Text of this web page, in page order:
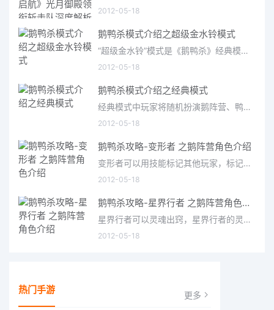
2012-05-18
鹅鸭杀模式介绍之超级金水铃模式
“超级金水铃”模式是《鹅鸭杀》经典模式的一种创新变体，旨在显著提升游戏的策略深度与玩家间的心理博弈强度
2012-05-18
鹅鸭杀模式介绍之经典模式
经典模式中玩家将随机扮演鹅阵营、鸭子阵营、中立阵营当中的一个身份，每个阵营有自己不同的获胜条件。
2012-05-18
鹅鸭杀攻略-变形者 之鹅阵营角色介绍
变形者可以用技能标记其他玩家，标记后再次使用该技能，可以暂时变形成该玩家的样子
2012-05-18
鹅鸭杀攻略-星界行者 之鹅阵营角色介绍
星界行者可以灵魂出窍，星界行者的灵体可以穿越墙壁
2012-05-18
热门手游 更多